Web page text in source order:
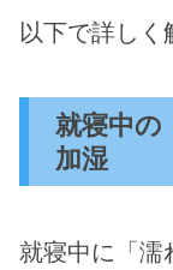
以下で詳しく
就寝中の
加湿
就寝中に「濡